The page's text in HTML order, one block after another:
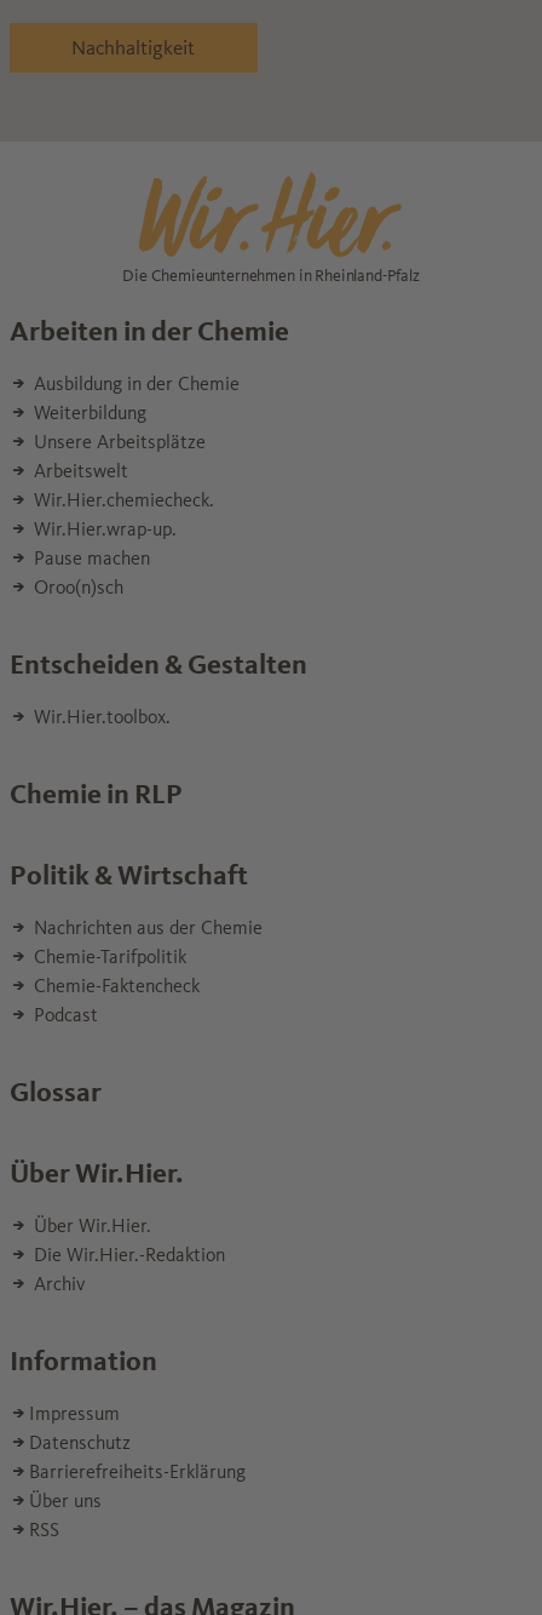
Nachhaltigkeit
Die Chemieunternehmen in Rheinland-Pfalz
Arbeiten in der Chemie
Ausbildung in der Chemie
Weiterbildung
Unsere Arbeitsplätze
Arbeitswelt
Wir.Hier.chemiecheck.
Wir.Hier.wrap-up.
Pause machen
Oroo(n)sch
Entscheiden & Gestalten
Wir.Hier.toolbox.
Chemie in RLP
Politik & Wirtschaft
Nachrichten aus der Chemie
Chemie-Tarifpolitik
Chemie-Faktencheck
Podcast
Glossar
Über Wir.Hier.
Über Wir.Hier.
Die Wir.Hier.-Redaktion
Archiv
Information
Impressum
Datenschutz
Barrierefreiheits-Erklärung
Über uns
RSS
Wir.Hier. – das Magazin